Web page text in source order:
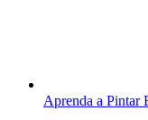
Aprenda a Pintar